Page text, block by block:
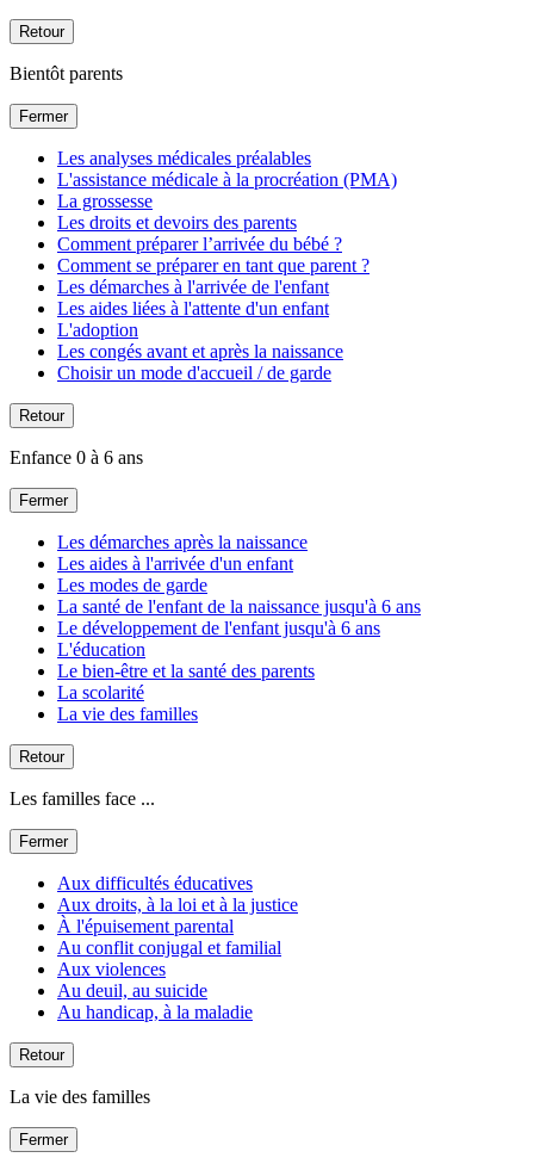
Retour
Bientôt parents
Fermer
Les analyses médicales préalables
L'assistance médicale à la procréation (PMA)
La grossesse
Les droits et devoirs des parents
Comment préparer l’arrivée du bébé ?
Comment se préparer en tant que parent ?
Les démarches à l'arrivée de l'enfant
Les aides liées à l'attente d'un enfant
L'adoption
Les congés avant et après la naissance
Choisir un mode d'accueil / de garde
Retour
Enfance 0 à 6 ans
Fermer
Les démarches après la naissance
Les aides à l'arrivée d'un enfant
Les modes de garde
La santé de l'enfant de la naissance jusqu'à 6 ans
Le développement de l'enfant jusqu'à 6 ans
L'éducation
Le bien-être et la santé des parents
La scolarité
La vie des familles
Retour
Les familles face ...
Fermer
Aux difficultés éducatives
Aux droits, à la loi et à la justice
À l'épuisement parental
Au conflit conjugal et familial
Aux violences
Au deuil, au suicide
Au handicap, à la maladie
Retour
La vie des familles
Fermer